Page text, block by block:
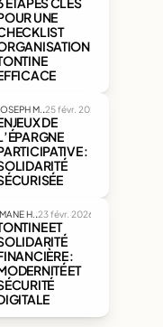
UNE
M. .25 févr. 2026
DE
:
H. .23 févr. 2026
ET
:
ET